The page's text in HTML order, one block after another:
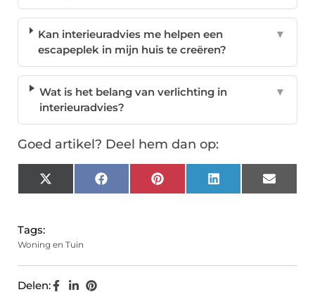
Kan interieuradvies me helpen een
escapeplek in mijn huis te creëren?
▼
Wat is het belang van verlichting in
interieuradvies?
▼
Goed artikel? Deel hem dan op:
X
(Twitter)
FacebookPinterest LinkedIn Email
Tags:
Woning en Tuin
Delen: